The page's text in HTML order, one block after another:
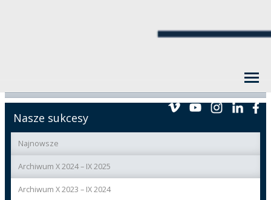
Nasze sukcesy
Najnowsze
Archiwum X 2024 – IX 2025
Archiwum X 2023 – IX 2024